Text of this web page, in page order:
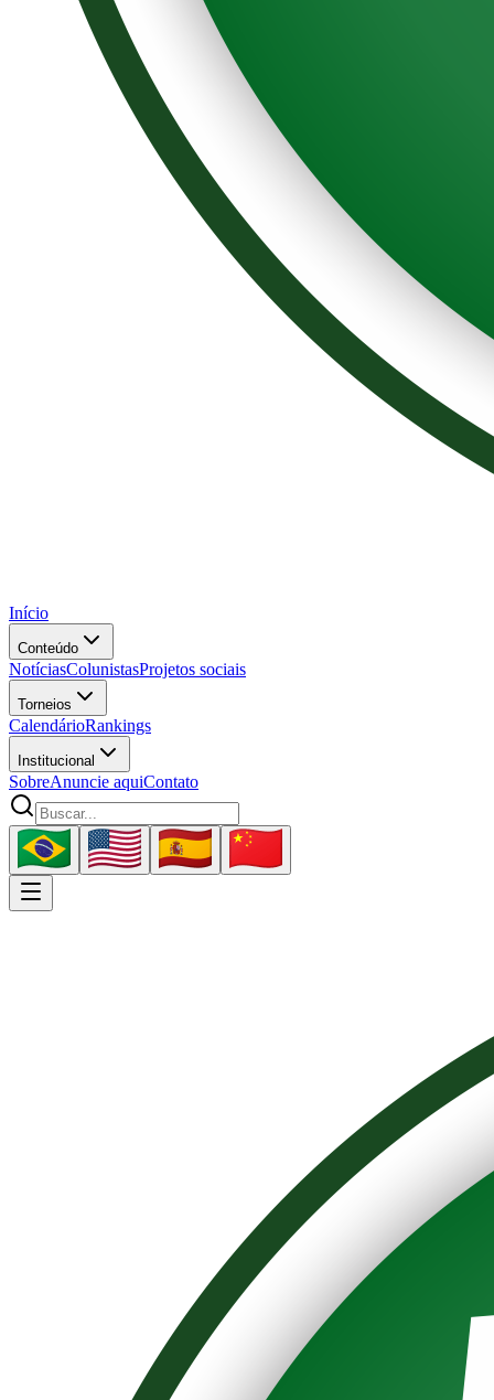
Início
Conteúdo
NotíciasColunistasProjetos sociais
Torneios
CalendárioRankings
Institucional
SobreAnuncie aquiContato